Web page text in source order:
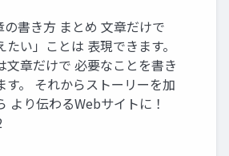
の書き方 まとめ 文章だけで
たい」ことは 表現できます。
文章だけで 必要なことを書き
す。 それからストーリーを加
より伝わるWebサイトに！